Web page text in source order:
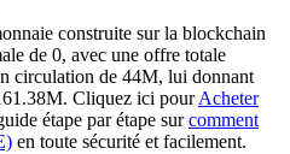
garantie
construite sur la blockchain
de 0, avec une offre totale
circulation de 44M, lui donnant
Cliquez ici pourAcheter
étape par étape surcomment
en toute sécurité et facilement.